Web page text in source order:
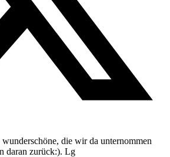
die wir da unternommen
daran zurück:). Lg